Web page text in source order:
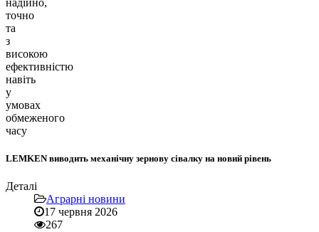
надійно,
точно
та
з
високою
ефективністю
навіть
у
умовах
обмеженого
часу
LEMKEN виводить механічну зернову сівалку на новий рівень
Деталі
Аграрні новини
17 червня 2026
267